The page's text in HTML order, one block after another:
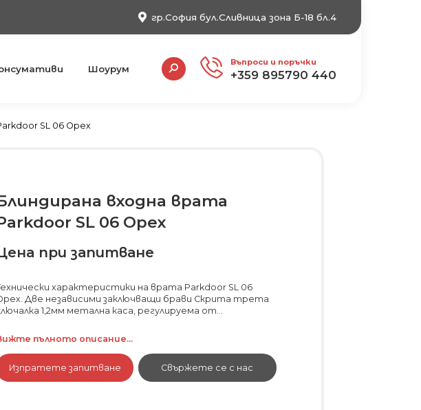
гр.София бул.Сливница зона Б-18 бл.4
Шоурум
Search: Въпроси и поръчки
+359 895790 440
SL 06 Орех
входна врата
SL 06 Орех
при запитване
характеристики на врата Parkdoor SL 06
Две независими заключващи брави Скрита трета
1,2мм метална каса, регулируема от...
пълното описание...
Изпратете запитване Свържете се с нас